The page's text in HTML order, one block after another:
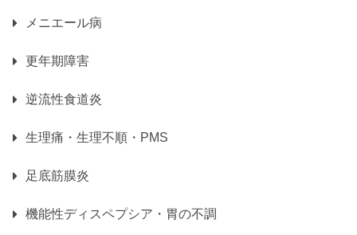
メニエール病
更年期障害
逆流性食道炎
生理痛・生理不順・PMS
足底筋膜炎
機能性ディスペプシア・胃の不調